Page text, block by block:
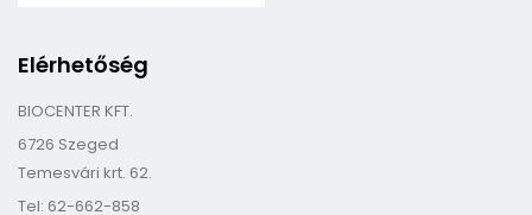
Elérhetőség
BIOCENTER KFT.
6726 Szeged
Temesvári krt. 62.
Tel: 62-662-858